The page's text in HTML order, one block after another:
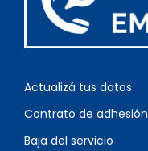
Actualizá tus datos
Contrato de adhesión
Baja del servicio